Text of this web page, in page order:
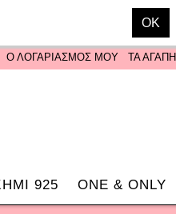
OK
Ο ΛΟΓΑΡΙΑΣΜΟΣ ΜΟΥ ΤΑ
925 ONE & ONLY